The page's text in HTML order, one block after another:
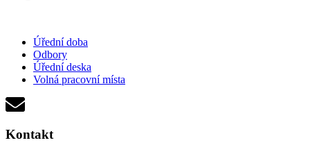
Úřední doba
Odbory
Úřední deska
Volná pracovní místa
Kontakt